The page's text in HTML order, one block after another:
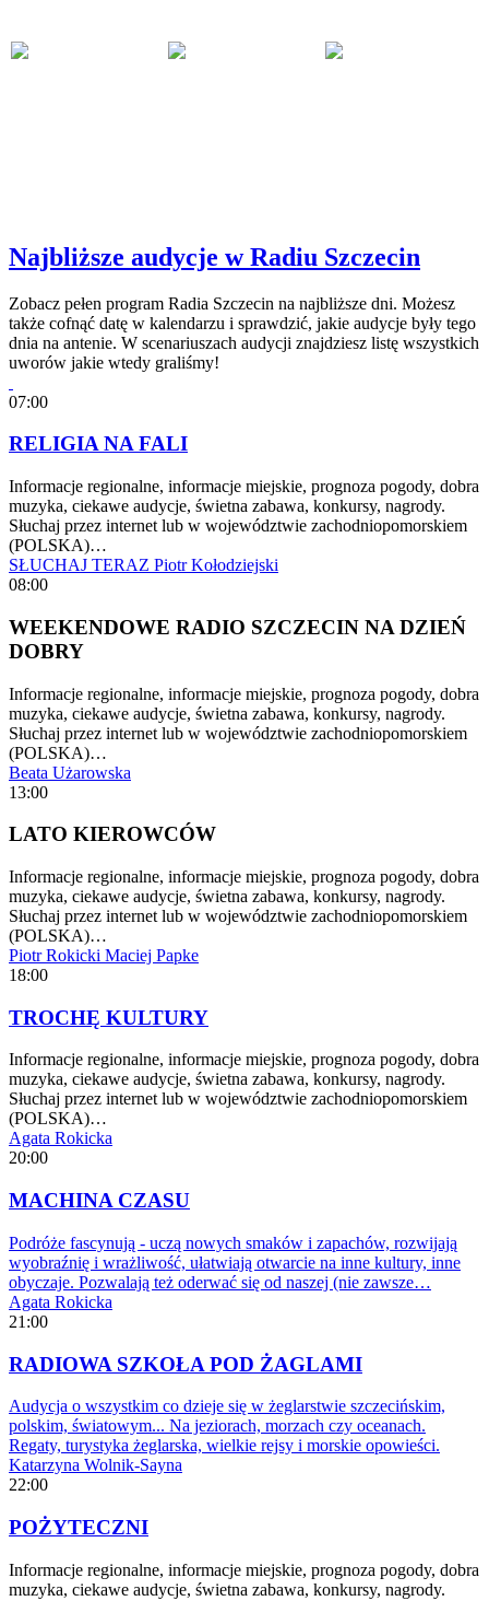
Najbliższe audycje w Radiu Szczecin
Zobacz pełen program Radia Szczecin na najbliższe dni. Możesz
także cofnąć datę w kalendarzu i sprawdzić, jakie audycje były tego
dnia na antenie. W scenariuszach audycji znajdziesz listę wszystkich
uworów jakie wtedy graliśmy!
07:00
RELIGIA NA FALI
Informacje regionalne, informacje miejskie, prognoza pogody, dobra
muzyka, ciekawe audycje, świetna zabawa, konkursy, nagrody.
Słuchaj przez internet lub w województwie zachodniopomorskiem
(POLSKA)…
SŁUCHAJ TERAZ Piotr Kołodziejski
08:00
WEEKENDOWE RADIO SZCZECIN NA DZIEŃ
DOBRY
Informacje regionalne, informacje miejskie, prognoza pogody, dobra
muzyka, ciekawe audycje, świetna zabawa, konkursy, nagrody.
Słuchaj przez internet lub w województwie zachodniopomorskiem
(POLSKA)…
Beata Użarowska
13:00
LATO KIEROWCÓW
Informacje regionalne, informacje miejskie, prognoza pogody, dobra
muzyka, ciekawe audycje, świetna zabawa, konkursy, nagrody.
Słuchaj przez internet lub w województwie zachodniopomorskiem
(POLSKA)…
Piotr Rokicki Maciej Papke
18:00
TROCHĘ KULTURY
Informacje regionalne, informacje miejskie, prognoza pogody, dobra
muzyka, ciekawe audycje, świetna zabawa, konkursy, nagrody.
Słuchaj przez internet lub w województwie zachodniopomorskiem
(POLSKA)…
Agata Rokicka
20:00
MACHINA CZASU
Podróże fascynują - uczą nowych smaków i zapachów, rozwijają
wyobraźnię i wrażliwość, ułatwiają otwarcie na inne kultury, inne
obyczaje. Pozwalają też oderwać się od naszej (nie zawsze…
Agata Rokicka
21:00
RADIOWA SZKOŁA POD ŻAGLAMI
Audycja o wszystkim co dzieje się w żeglarstwie szczecińskim,
polskim, światowym... Na jeziorach, morzach czy oceanach.
Regaty, turystyka żeglarska, wielkie rejsy i morskie opowieści.
Katarzyna Wolnik-Sayna
22:00
POŻYTECZNI
Informacje regionalne, informacje miejskie, prognoza pogody, dobra
muzyka, ciekawe audycje, świetna zabawa, konkursy, nagrody.